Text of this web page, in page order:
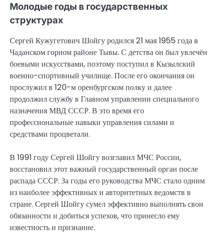
Молодые годы в государственных
структурах
Сергей Кужугетович Шойгу родился 21 мая 1955 года в
Чаданском горном районе Тывы. С детства он был увлечён
боевыми искусствами, поэтому поступил в Кызылский
военно-спортивный училище. После его окончания он
прослужил в 120-м оренбургском полку и далее
продолжил службу в Главном управлении специального
назначения МВД СССР. В это время его
профессиональные навыки управления силами и
средствами процветали.
В 1991 году Сергей Шойгу возглавил МЧС России,
восстановил этот важный государственный орган после
распада СССР. За годы его руководства МЧС стало одним
из наиболее эффективных и авторитетных ведомств в
стране. Сергей Шойгу сумел эффективно выполнять свои
обязанности и добиться успехов, что принесло ему
известность и признание.